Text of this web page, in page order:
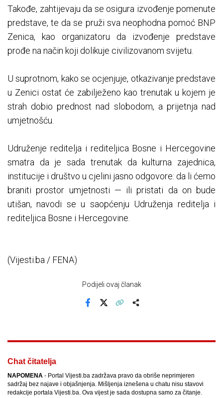
Takođe, zahtijevaju da se osigura izvođenje pomenute
predstave, te da se pruži sva neophodna pomoć BNP
Zenica, kao organizatoru da izvođenje predstave
prođe na način koji dolikuje civilizovanom svijetu.
U suprotnom, kako se ocjenjuje, otkazivanje predstave
u Zenici ostat će zabilježeno kao trenutak u kojem je
strah dobio prednost nad slobodom, a prijetnja nad
umjetnošću.
Udruženje reditelja i rediteljica Bosne i Hercegovine
smatra da je sada trenutak da kulturna zajednica,
institucije i društvo u cjelini jasno odgovore: da li ćemo
braniti prostor umjetnosti — ili pristati da on bude
utišan, navodi se u saopćenju Udruženja reditelja i
rediteljica Bosne i Hercegovine.
(Vijesti.ba / FENA)
Podijeli ovaj članak
Chat čitatelja
NAPOMENA - Portal Vijesti.ba zadržava pravo da obriše neprimjeren
sadržaj bez najave i objašnjenja. Mišljenja iznešena u chatu nisu stavovi
redakcije portala Vijesti.ba. Ova vijest je sada dostupna samo za čitanje.